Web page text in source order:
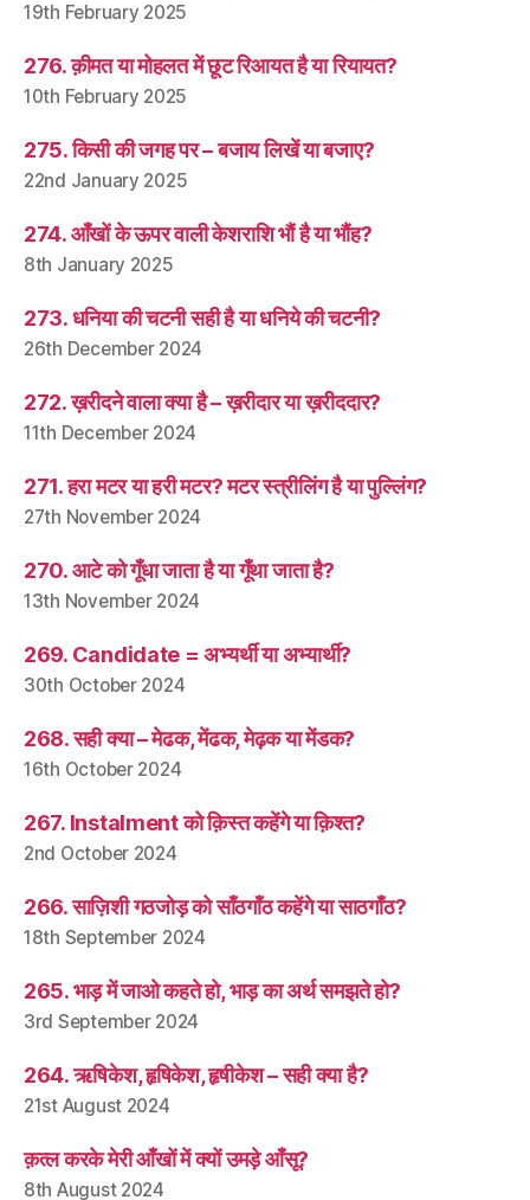
19th February 2025
276. क़ीमत या मोहलत में छूट रिआयत है या रियायत?
10th February 2025
275. किसी की जगह पर – बजाय लिखें या बजाए?
22nd January 2025
274. आँखों के ऊपर वाली केशराशि भौं है या भौंह?
8th January 2025
273. धनिया की चटनी सही है या धनिये की चटनी?
26th December 2024
272. ख़रीदने वाला क्या है – ख़रीदार या ख़रीददार?
11th December 2024
271. हरा मटर या हरी मटर? मटर स्त्रीलिंग है या पुल्लिंग?
27th November 2024
270. आटे को गूँधा जाता है या गूँथा जाता है?
13th November 2024
269. Candidate = अभ्यर्थी या अभ्यार्थी?
30th October 2024
268. सही क्या – मेढक, मेंढक, मेढ़क या मेंडक?
16th October 2024
267. Instalment को क़िस्त कहेंगे या क़िश्त?
2nd October 2024
266. साज़िशी गठजोड़ को साँठगाँठ कहेंगे या साठगाँठ?
18th September 2024
265. भाड़ में जाओ कहते हो, भाड़ का अर्थ समझते हो?
3rd September 2024
264. ऋषिकेश, हृषिकेश, हृषीकेश – सही क्या है?
21st August 2024
क़त्ल करके मेरी आँखों में क्यों उमड़े आँसू?
8th August 2024